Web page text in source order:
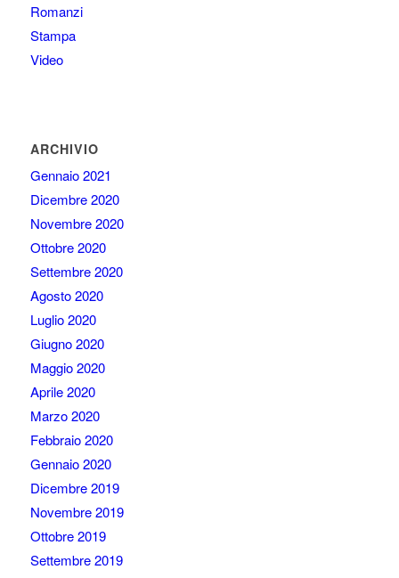
Romanzi
Stampa
Video
ARCHIVIO
Gennaio 2021
Dicembre 2020
Novembre 2020
Ottobre 2020
Settembre 2020
Agosto 2020
Luglio 2020
Giugno 2020
Maggio 2020
Aprile 2020
Marzo 2020
Febbraio 2020
Gennaio 2020
Dicembre 2019
Novembre 2019
Ottobre 2019
Settembre 2019